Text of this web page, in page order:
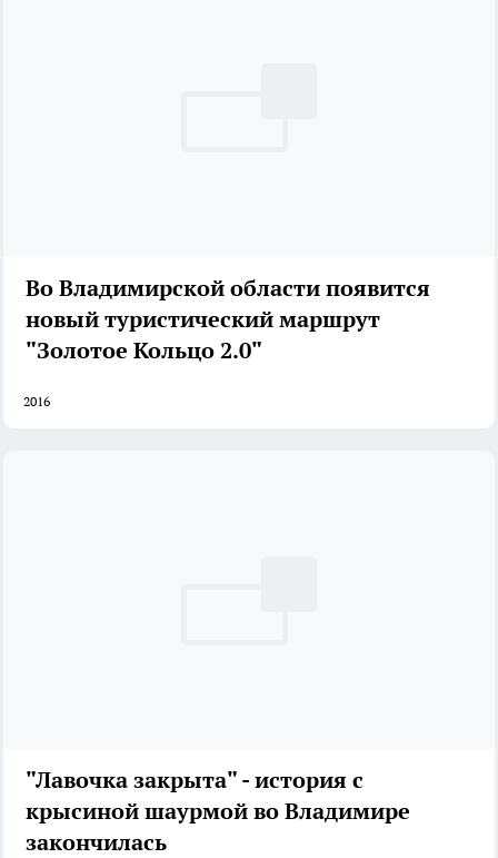
Во Владимирской области появится
новый туристический маршрут
"Золотое Кольцо 2.0"
2016
"Лавочка закрыта" - история с
крысиной шаурмой во Владимире
закончилась